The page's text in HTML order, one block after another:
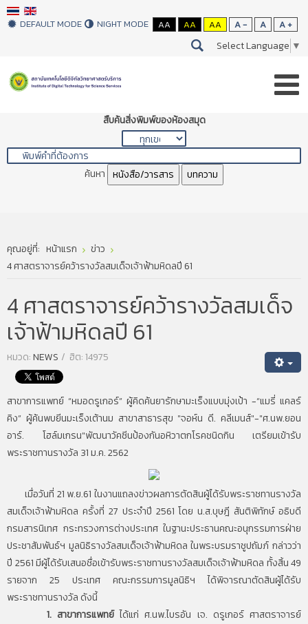
DEFAULT MODE NIGHT MODE AA AA AA A - A A +
Select Language ▼
สืบค้นสิ่งพิมพ์ของห้องสมุด
ค้นหา หนังสือ/วารสาร บทความ
คุณอยู่ที่: หน้าแรก
ข่าว
4 ศาสตราจารย์คว้ารางวัลสมเด็จเจ้าฟ้ามหิดลปี 61
4 ศาสตราจารย์คว้ารางวัลสมเด็จ
เจ้าฟ้ามหิดลปี 61
หมวด:NEWS ฮิต: 14975
สาขาการแพทย์ “หมอดรูเกอร์” ผู้คิดค้นยารักษามะเร็งแบบมุ่งเป้า -“แมรี่ แคลร์
คิง” ผู้ค้นพบยีนมะเร็งเต้านม สาขาสาธารสุข "จอห์น ดี. คลีเมนส์"-"ศ.นพ.ยอน
อาร์. โฮล์มเกรน"พัฒนาวัคซีนป้องกันอหิวาตกโรคชนิดกิน เตรียมเข้ารับ
พระราชทานรางวัล 31 ม.ค. 2562
เมื่อวันที่ 21 พ.ย.61 ในงานแถลงข่าวผลการตัดสินผู้ได้รับพระราชทานรางวัล
สมเด็จเจ้าฟ้ามหิดล ครั้งที่ 27 ประจำปี 2561 โดย น.ส.บุษฎี สันติพิทักษ์ อธิบดี
กรมสารนิเทศ กระทรวงการต่างประเทศ ในฐานะประธานคณะอนุกรรมการฝ่าย
ประชาสัมพันธ์ฯ มูลนิธิรางวัลสมเด็จเจ้าฟ้ามหิดล ในพระบรมราชูปถัมภ์ กล่าวว่า
ปี 2561 มีผู้ได้รับเสนอชื่อเข้ารับพระราชทานรางวัลสมเด็จเจ้าฟ้ามหิดล ทั้งสิ้น 49
รายจาก 25 ประเทศ คณะกรรมการมูลนิธิฯ ได้พิจารณาตัดสินผู้ได้รับ
พระราชทานรางวัล ดังนี้
1. สาขาการแพทย์ได้แก่ ศ.นพ.ไบรอัน เจ. ดรูเกอร์ ศาสตราจารย์